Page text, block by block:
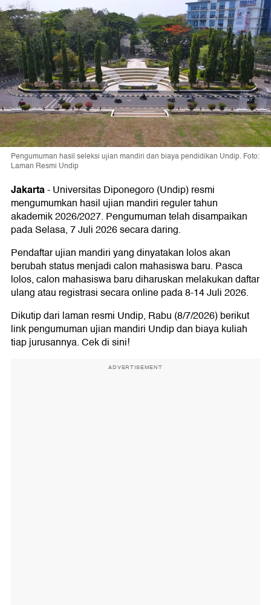
Pengumuman hasil seleksi ujian mandiri dan biaya pendidikan Undip. Foto:
Laman Resmi Undip
Jakarta-Universitas Diponegoro (Undip) resmi
mengumumkan hasil ujian mandiri reguler tahun
akademik 2026/2027. Pengumuman telah disampaikan
pada Selasa, 7 Juli 2026 secara daring.
Pendaftar ujian mandiri yang dinyatakan lolos akan
berubah status menjadi calon mahasiswa baru. Pasca
lolos, calon mahasiswa baru diharuskan melakukan daftar
ulang atau registrasi secara online pada 8-14 Juli 2026.
Dikutip dari laman resmi Undip, Rabu (8/7/2026) berikut
link pengumuman ujian mandiri Undip dan biaya kuliah
tiap jurusannya. Cek di sini!
ADVERTISEMENT